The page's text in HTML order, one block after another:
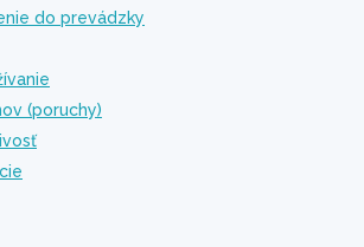
do prevádzky
(poruchy)